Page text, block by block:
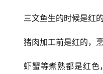
三文鱼生的时候是红
猪肉加工前是红的，
虾蟹等煮熟都是红色